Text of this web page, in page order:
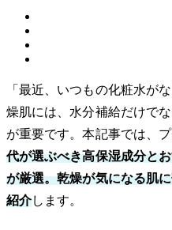
「最近、いつもの化粧水が
燥肌には、水分補給だけで
が重要です。本記事では、
代が選ぶべき高保湿成分と
が厳選。乾燥が気になる肌
紹介します。